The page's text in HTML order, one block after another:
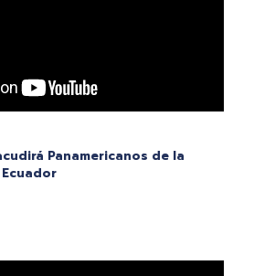
Panamericanos de la